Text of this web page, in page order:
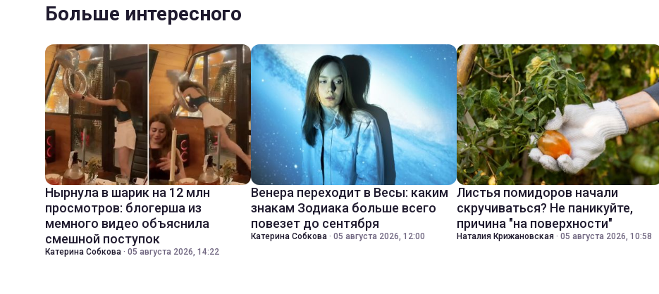
Больше интересного
Нырнула в шарик на 12 млн
просмотров: блогерша из
мемного видео объяснила
смешной поступок
Катерина Собкова · 05 августа 2026, 14:22
Венера переходит в Весы: каким
знакам Зодиака больше всего
повезет до сентября
Катерина Собкова · 05 августа 2026, 12:00
Листья помидоров начали
скручиваться? Не паникуйте,
причина "на поверхности"
Наталия Крижановская · 05 августа 2026, 10:58